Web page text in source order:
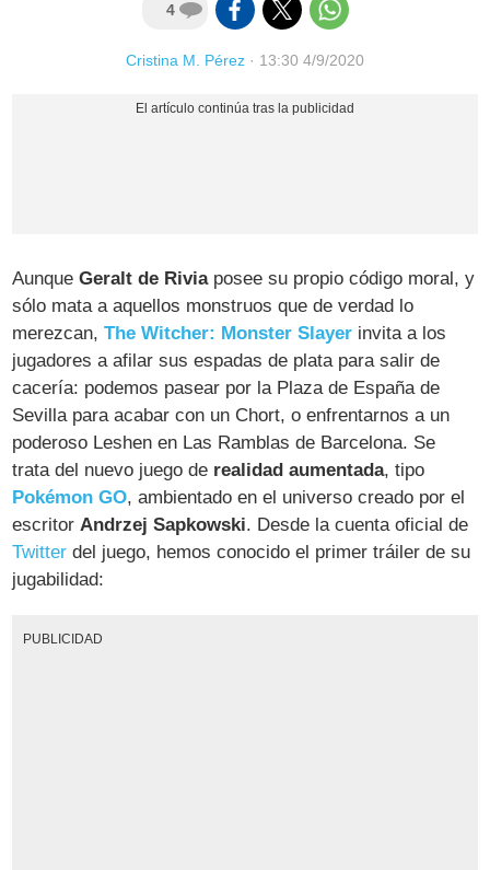
4
Cristina M. Pérez · 13:30 4/9/2020
AunqueGeralt de Riviaposee su propio código moral, y
sólo mata a aquellos monstruos que de verdad lo
merezcan,The Witcher: Monster Slayer invita a los
jugadores a afilar sus espadas de plata para salir de
cacería: podemos pasear por la Plaza de España de
Sevilla para acabar con un Chort, o enfrentarnos a un
poderoso Leshen en Las Ramblas de Barcelona. Se
trata del nuevo juego de realidad aumentada, tipo
Pokémon GO, ambientado en el universo creado por el
escritorAndrzej Sapkowski. Desde la cuenta oficial de
Twitter del juego, hemos conocido el primer tráiler de su
jugabilidad:
PUBLICIDAD